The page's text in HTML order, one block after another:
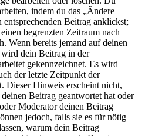
indem du das „Ändere
Beitrag anklickst;
begrenzten Zeitraum nach
Wenn bereits jemand auf deinen
dein Beitrag in der
gekennzeichnet. Es wird
der letzte Zeitpunkt der
Dieser Hinweis erscheint nicht,
Beitrag geantwortet hat oder
Moderator deinen Beitrag
jedoch, falls sie es für nötig
warum dein Beitrag